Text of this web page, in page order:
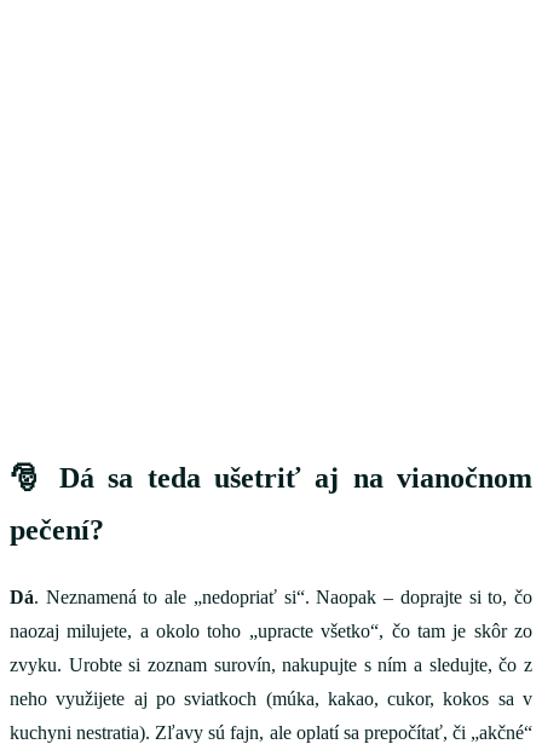
🎅 Dá sa teda ušetriť aj na vianočnom
pečení?
Dá. Neznamená to ale „nedopriať si“. Naopak – doprajte si to, čo
naozaj milujete, a okolo toho „upracte všetko“, čo tam je skôr zo
zvyku. Urobte si zoznam surovín, nakupujte s ním a sledujte, čo z
neho využijete aj po sviatkoch (múka, kakao, cukor, kokos sa v
kuchyni nestratia). Zľavy sú fajn, ale oplatí sa prepočítať, či „akčné“